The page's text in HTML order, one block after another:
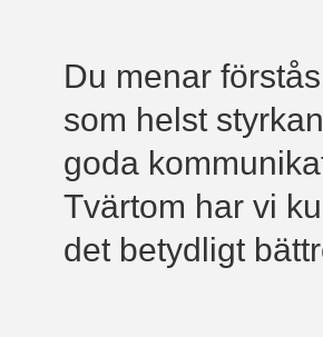
Du menar
som helst
goda
Tvärtom har vi
det betydligt